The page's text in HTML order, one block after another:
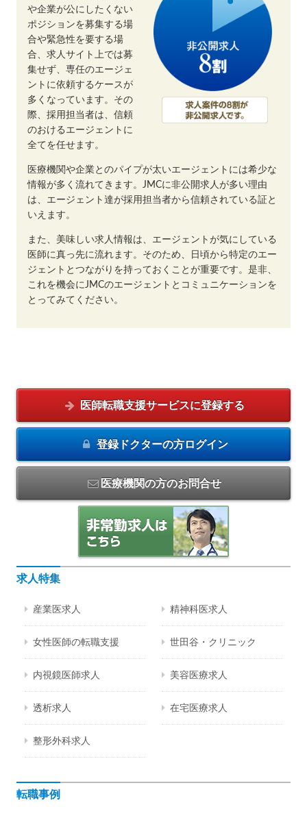
や企業が公にしたくない
ポジションを募集する場
合や緊急性を要する場
合、求人サイト上では募
集せず、専任のエージェ
ントに依頼するケースが
多くなっています。その
際、採用担当者は、信頼
のおけるエージェントに
全てを任せます。
医療機関や企業とのパイプが太いエージェントには希少な
情報が多く流れてきます。JMCに非公開求人が多い理由
は、エージェント達が採用担当者から信頼されている証と
いえます。
また、美味しい求人情報は、エージェントが気にしている
医師に真っ先に流れます。そのため、日頃から特定のエー
ジェントとつながりを持っておくことが重要です。是非、
これを機会にJMCのエージェントとコミュニケーションを
とってみてください。
医師転職支援サービスに登録する
登録ドクターの方ログイン
医療機関の方のお問合せ
求人特集
産業医求人 精神科医求人
女性医師の転職支援 世田谷・クリニック
内視鏡医師求人 美容医療求人
透析求人 在宅医療求人
整形外科求人
転職事例